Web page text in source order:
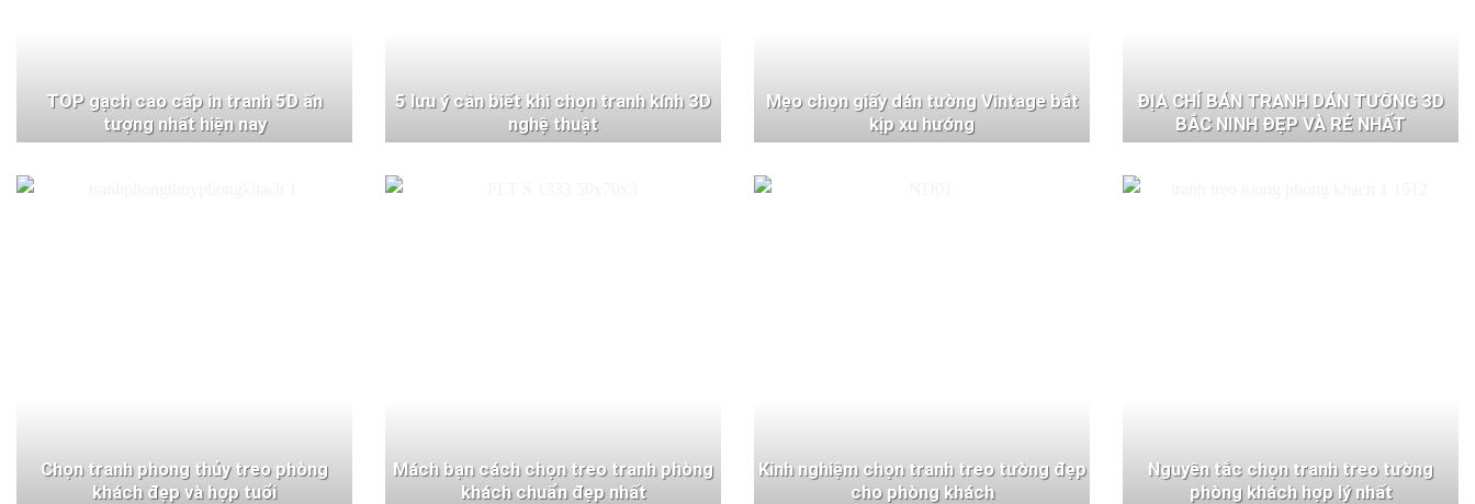
TOP gạch cao cấp in tranh 5D ấn
tượng nhất hiện nay
5 lưu ý cần biết khi chọn tranh kính 3D
nghệ thuật
Mẹo chọn giấy dán tường Vintage bắt
kịp xu hướng
ĐỊA CHỈ BÁN TRANH DÁN TƯỜNG 3D
BẮC NINH ĐẸP VÀ RẺ NHẤT
Chọn tranh phong thủy treo phòng
khách đẹp và hợp tuổi
Mách bạn cách chọn treo tranh phòng
khách chuẩn đẹp nhất
Kinh nghiệm chọn tranh treo tường đẹp
cho phòng khách
Nguyên tắc chọn tranh treo tường
phòng khách hợp lý nhất